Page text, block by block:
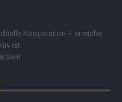
Kooperation – erreiche
ist.